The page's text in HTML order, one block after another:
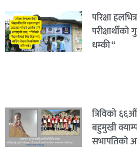
परिक्षा
धम्की “
त्रिविको
बहुमुखी
सभापतिको